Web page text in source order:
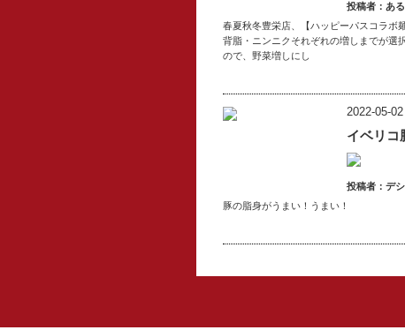
投稿者：あ
春夏秋冬豊栄店、【ハッピーパスコラボ
背脂・ニンニクそれぞれの増しまでが選
ので、野菜増しにし
2022-05-
イベリコ
投稿者：デ
豚の脂身がうまい！うまい！